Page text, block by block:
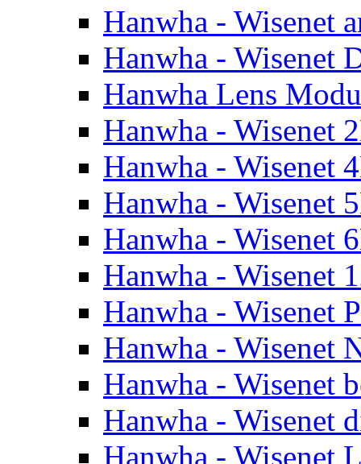
Hanwha - Wisenet
Hanwha - Wisenet
Hanwha Lens
Hanwha - Wisenet
Hanwha - Wisenet
Hanwha - Wisenet
Hanwha - Wisenet
Hanwha - Wisenet
Hanwha - Wisenet
Hanwha - Wisenet
Hanwha - Wisenet
Hanwha - Wisenet
Hanwha - Wisenet